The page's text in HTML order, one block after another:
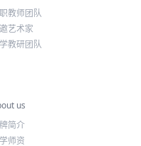
教师团队
艺术家
教研团队
us
简介
师资